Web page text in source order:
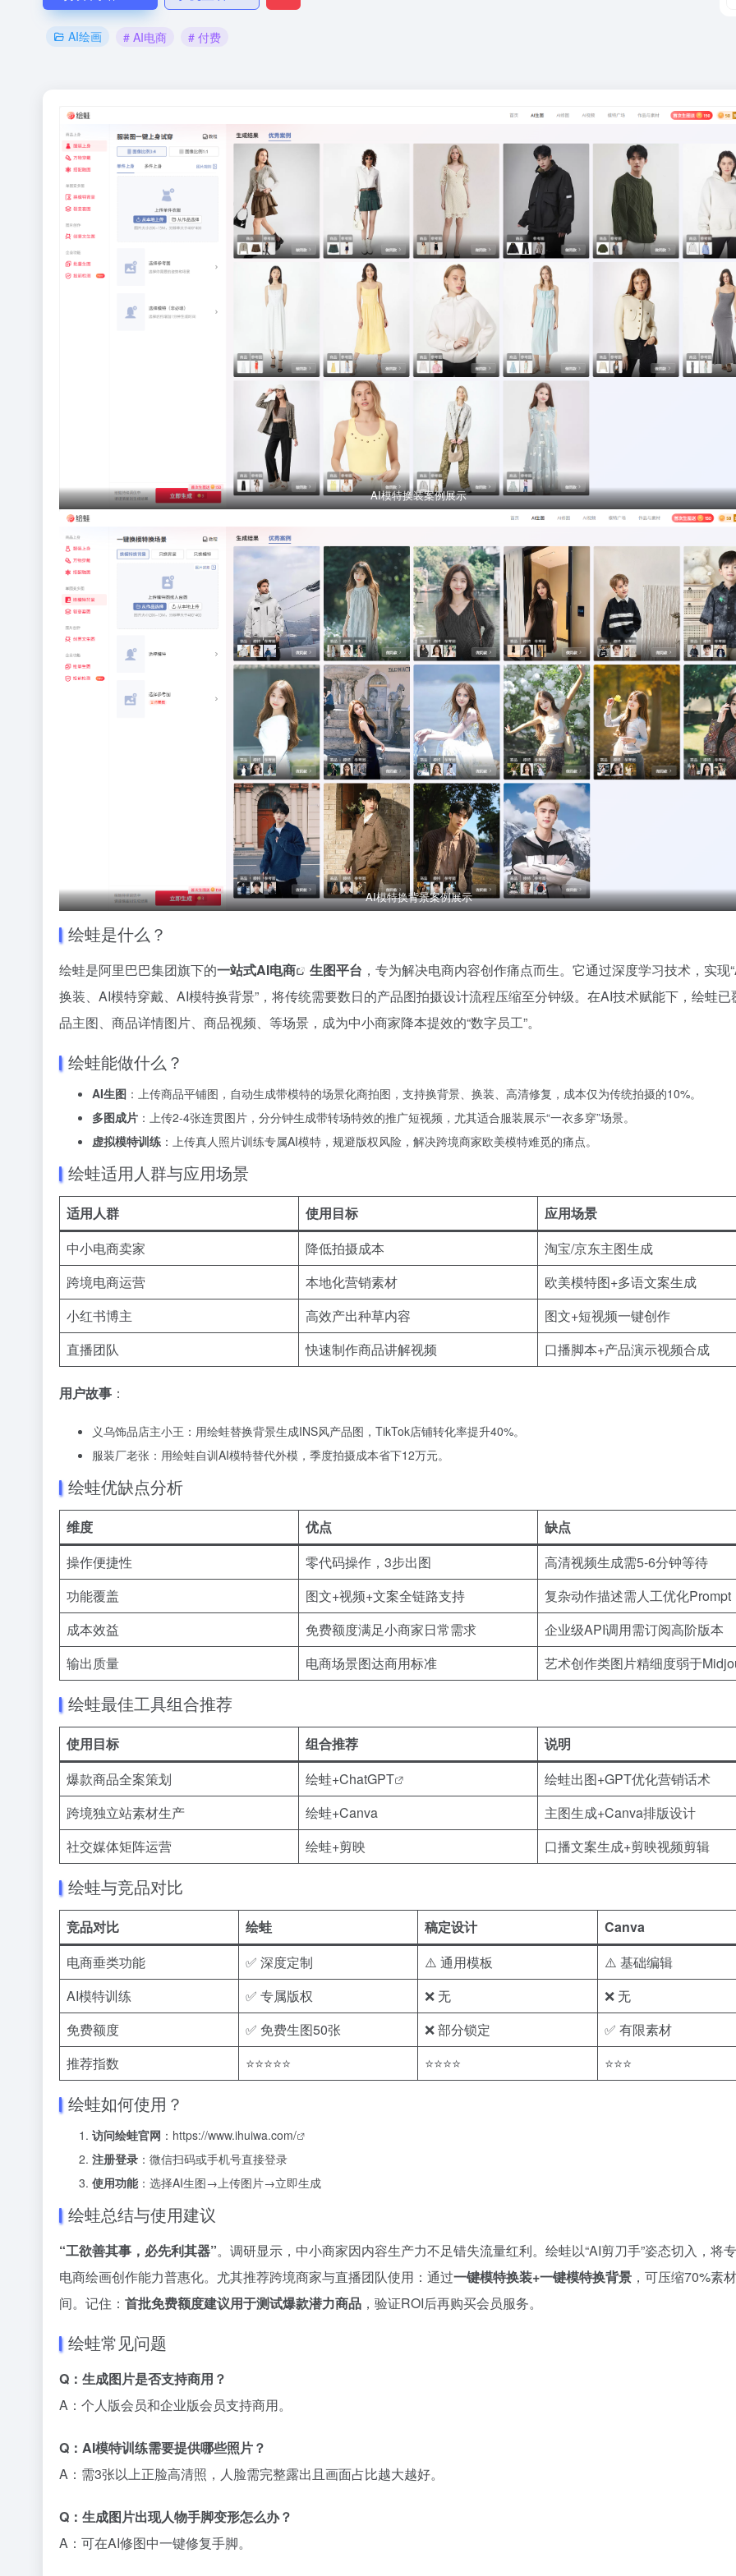
AI绘画 # AI电商 # 付费
AI模特换装案例展示
AI模特换背景案例展示
绘蛙是什么？
绘蛙是阿里巴巴集团旗下的一站式AI电商 生图平台 ，专为解决电商内容创作痛点而生。它通过深度学习技术，实现
换装、AI模特穿戴、AI模特换背景”，将传统需要数日的产品图拍摄设计流程压缩至分钟级。在AI技术赋能下，绘蛙已
品主图、商品详情图片、商品视频、等场景，成为中小商家降本提效的“数字员工”。
绘蛙能做什么？
AI生图 ：上传商品平铺图，自动生成带模特的场景化商拍图，支持换背景、换装、高清修复，成本仅为传统拍摄的10%。
多图成片 ：上传2-4张连贯图片，分分钟生成带转场特效的推广短视频，尤其适合服装展示“一衣多穿”场景。
虚拟模特训练 ：上传真人照片训练专属AI模特，规避版权风险，解决跨境商家欧美模特难觅的痛点。
绘蛙适用人群与应用场景
适用人群 使用目标
应用场景
中小电商卖家
降低拍摄成本
淘宝/京东主图生成
跨境电商运营
本地化营销素材
欧美模特图+多语文案生成
小红书博主
高效产出种草内容
图文+短视频一键创作
直播团队
快速制作商品讲解视频 口播脚本+产品演示视频合成
用户故事 ：
义乌饰品店主小王：用绘蛙替换背景生成INS风产品图，TikTok店铺转化率提升40%。
服装厂老张：用绘蛙自训AI模特替代外模，季度拍摄成本省下12万元。
绘蛙优缺点分析
维度 优点
缺点
操作便捷性
零代码操作，3步出图
高清视频生成需5-6分钟等待
功能覆盖
图文+视频+文案全链路支持
复杂动作描述需人工优化Prompt
成本效益
免费额度满足小商家日常需求
企业级API调用需订阅高阶版本
输出质量
电商场景图达商用标准 艺术创作类图片精细度弱于
绘蛙最佳工具组合推荐
使用目标 组合推荐
说明
爆款商品全案策划
绘蛙+ChatGPT
绘蛙出图+GPT优化营销话术
跨境独立站素材生产
绘蛙+Canva
主图生成+Canva排版设计
社交媒体矩阵运营
绘蛙+剪映 口播文案生成+剪映视频剪辑
绘蛙与竞品对比
竞品对比 绘蛙 稿定设计
Canva
电商垂类功能
✅ 深度定制 ⚠️ 通用模板
⚠️ 基础编辑
AI模特训练
✅ 专属版权 ❌ 无
❌ 无
免费额度
✅ 免费生图50张 ❌ 部分锁定
✅ 有限素材
推荐指数
⭐⭐⭐⭐⭐ ⭐⭐⭐⭐ ⭐⭐⭐
绘蛙如何使用？
访问绘蛙官网 ： https://www.ihuiwa.com/
注册登录 ：微信扫码或手机号直接登录
使用功能：选择AI生图→上传图片→立即生成
绘蛙总结与使用建议
“工欲善其事，必先利其器”。调研显示，中小商家因内容生产力不足错失流量红利。绘蛙以“AI剪刀手”姿态切入，将
电商绘画创作能力普惠化。尤其推荐跨境商家与直播团队使用：通过一键模特换装+一键模特换背景 ，可压缩70%素
间。记住： 首批免费额度建议用于测试爆款潜力商品 ，验证ROI后再购买会员服务。
绘蛙常见问题
Q：生成图片是否支持商用？
A：个人版会员和企业版会员支持商用。
Q：AI模特训练需要提供哪些照片？
A：需3张以上正脸高清照，人脸需完整露出且画面占比越大越好。
Q：生成图片出现人物手脚变形怎么办？
A：可在AI修图中一键修复手脚。